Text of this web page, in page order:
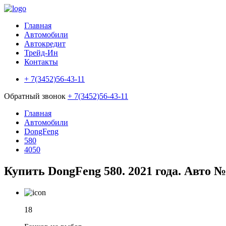
Главная
Автомобили
Автокредит
Трейд-Ин
Контакты
+ 7(3452)56-43-11
Обратный звонок + 7(3452)56-43-11
Главная
Автомобили
DongFeng
580
4050
Купить DongFeng 580. 2021 года. Авто
18